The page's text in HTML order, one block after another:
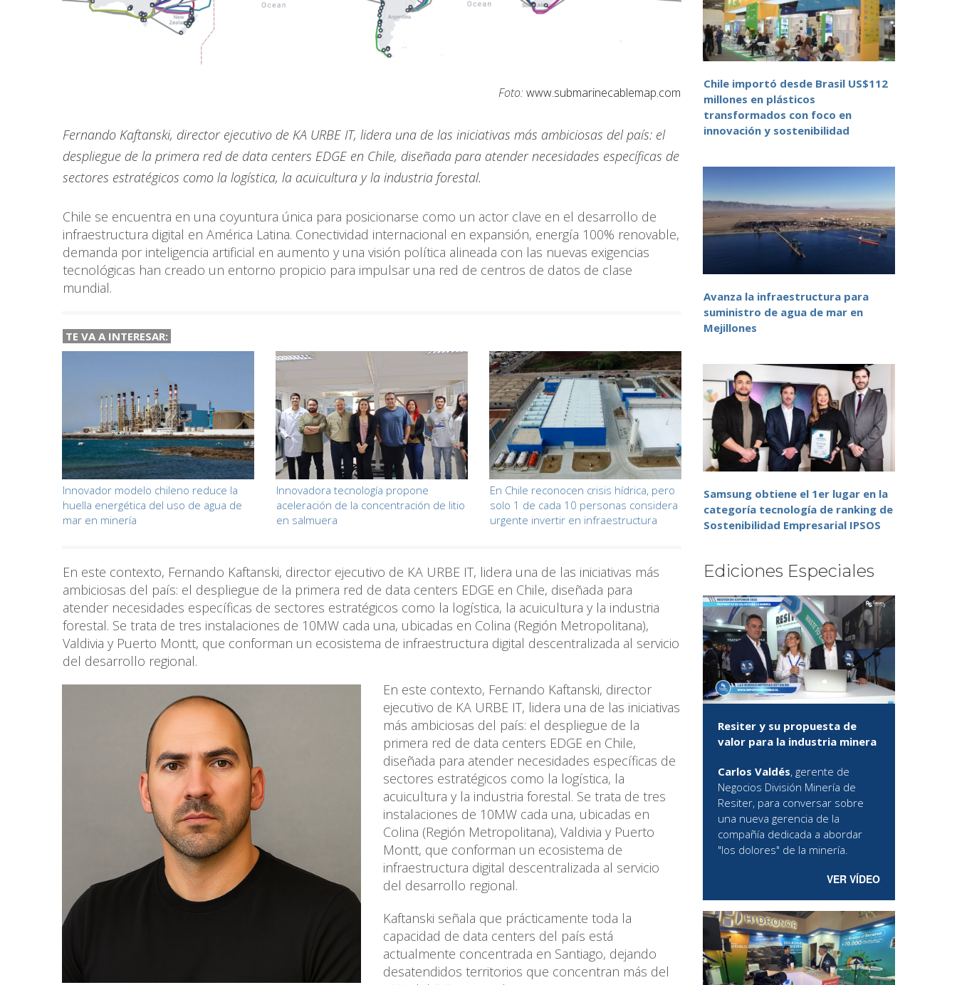
Foto: www.submarinecablemap.com
Fernando Kaftanski, director ejecutivo de KA URBE IT, lidera una de las iniciativas más ambiciosas del país: el
despliegue de la primera red de data centers EDGE en Chile, diseñada para atender necesidades específicas de
sectores estratégicos como la logística, la acuicultura y la industria forestal.
Chile se encuentra en una coyuntura única para posicionarse como un actor clave en el desarrollo de
infraestructura digital en América Latina. Conectividad internacional en expansión, energía 100% renovable,
demanda por inteligencia artificial en aumento y una visión política alineada con las nuevas exigencias
tecnológicas han creado un entorno propicio para impulsar una red de centros de datos de clase
mundial.
TE VA A INTERESAR:
Innovador modelo chileno reduce la
huella energética del uso de agua de
mar en minería
Innovadora tecnología propone
aceleración de la concentración de litio
en salmuera
En Chile reconocen crisis hídrica, pero
solo 1 de cada 10 personas considera
urgente invertir en infraestructura
En este contexto, Fernando Kaftanski, director ejecutivo de KA URBE IT, lidera una de las iniciativas más
ambiciosas del país: el despliegue de la primera red de data centers EDGE en Chile, diseñada para
atender necesidades específicas de sectores estratégicos como la logística, la acuicultura y la industria
forestal. Se trata de tres instalaciones de 10MW cada una, ubicadas en Colina (Región Metropolitana),
Valdivia y Puerto Montt, que conforman un ecosistema de infraestructura digital descentralizada al servicio
del desarrollo regional.
En este contexto, Fernando Kaftanski, director
ejecutivo de KA URBE IT, lidera una de las iniciativas
más ambiciosas del país: el despliegue de la
primera red de data centers EDGE en Chile,
diseñada para atender necesidades específicas de
sectores estratégicos como la logística, la
acuicultura y la industria forestal. Se trata de tres
instalaciones de 10MW cada una, ubicadas en
Colina (Región Metropolitana), Valdivia y Puerto
Montt, que conforman un ecosistema de
infraestructura digital descentralizada al servicio
del desarrollo regional.
Kaftanski señala que prácticamente toda la
capacidad de data centers del país está
actualmente concentrada en Santiago, dejando
desatendidos territorios que concentran más del
Chile importó desde Brasil US$112
millones en plásticos
transformados con foco en
innovación y sostenibilidad
Avanza la infraestructura para
suministro de agua de mar en
Mejillones
Samsung obtiene el 1er lugar en la
categoría tecnología de ranking de
Sostenibilidad Empresarial IPSOS
Ediciones Especiales
Resiter y su propuesta de
valor para la industria minera
Carlos Valdés, gerente de
Negocios División Minería de
Resiter, para conversar sobre
una nueva gerencia de la
compañía dedicada a abordar
"los dolores" de la minería.
VER VÍDEO